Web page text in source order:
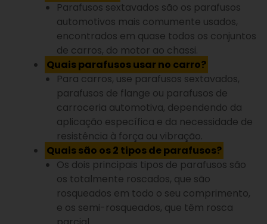
Parafusos sextavados são os parafusos
automotivos mais comumente usados,
encontrados em quase todos os conjuntos
de carros, do motor ao chassi.
Quais parafusos usar no carro?
Para carros, use parafusos sextavados,
parafusos de flange ou parafusos de
carroceria automotiva, dependendo da
aplicação específica e da necessidade de
resistência à força ou vibração.
Quais são os 2 tipos de parafusos?
Os dois principais tipos de parafusos são
os totalmente roscados, que são
rosqueados em todo o seu comprimento,
e os semi-rosqueados, que têm rosca